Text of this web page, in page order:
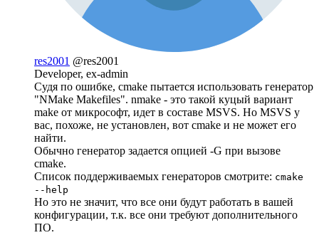
res2001 @res2001
Developer, ex-admin
Судя по ошибке, cmake пытается использовать генератор
"NMake Makefiles". nmake - это такой куцый вариант
make от микрософт, идет в составе MSVS. Но MSVS у
вас, похоже, не установлен, вот cmake и не может его
найти.
Обычно генератор задается опцией -G при вызове
cmake.
Список поддерживаемых генераторов смотрите: cmake
--help
Но это не значит, что все они будут работать в вашей
конфигурации, т.к. все они требуют дополнительного
ПО.